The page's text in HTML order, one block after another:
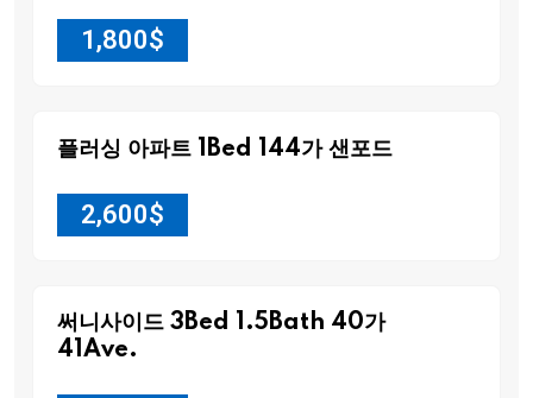
1,800$
플러싱 아파트 1Bed 144가 샌포드
2,600$
써니사이드 3Bed 1.5Bath 40가
41Ave.